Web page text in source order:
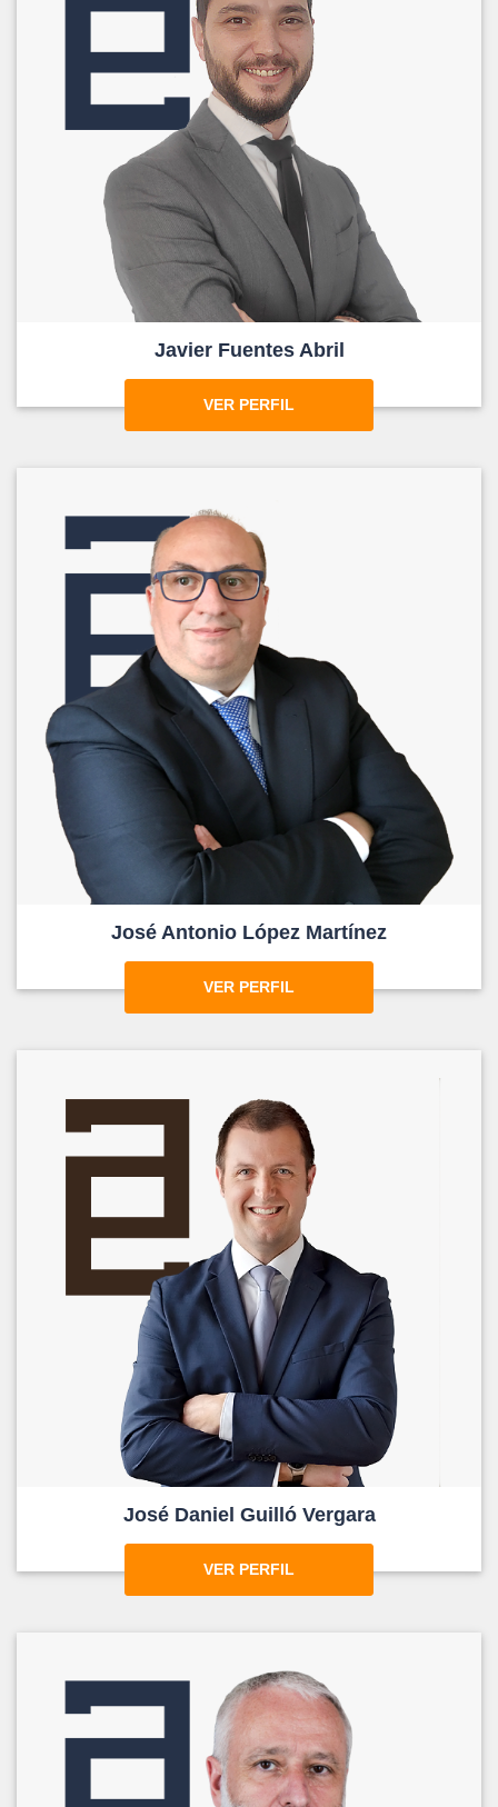
Javier Fuentes Abril
VER PERFIL
José Antonio López Martínez
VER PERFIL
José Daniel Guilló Vergara
VER PERFIL